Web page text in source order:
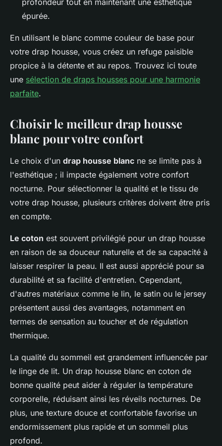
épurée.
En utilisant le blanc comme couleur de base pour
votre drap housse, vous créez un refuge paisible
propice à la détente et au repos. Trouvez ici toute
une sélection de draps housses pour une harmonie
parfaite.
Choisir le meilleur drap housse
blanc pour votre confort
Le choix d'un drap housse blanc ne se limite pas à
l'esthétique ; il impacte également votre confort
nocturne. Pour sélectionner la qualité et le tissu de
votre drap housse, plusieurs critères doivent être pris
en compte.
Le coton est souvent privilégié pour un drap housse
en raison de sa douceur naturelle et de sa capacité à
laisser respirer la peau. Il est aussi apprécié pour sa
durabilité et sa facilité d'entretien. Cependant,
d'autres matériaux comme le lin, le satin ou le jersey
présentent aussi des avantages, notamment en
termes de sensation au toucher et de régulation
thermique.
La qualité du sommeil est grandement influencée par
le linge de lit. Un drap housse blanc en coton de
bonne qualité peut aider à réguler la température
corporelle, réduisant ainsi les réveils nocturnes. De
plus, une texture douce et confortable favorise un
endormissement plus rapide et un sommeil plus
profond.